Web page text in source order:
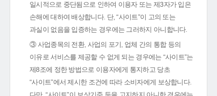
일시적으로 중단됨으로 인하여 이용자 또는 제3자가 입은
손해에 대하여 배상합니다. 단, “사이트”이 고의 또는
과실이 없음을 입증하는 경우에는 그러하지 아니합니다.
③ 사업종목의 전환, 사업의 포기, 업체 간의 통합 등의
이유로 서비스를 제공할 수 없게 되는 경우에는 “사이트”는
제8조에 정한 방법으로 이용자에게 통지하고 당초
“사이트”에서 제시한 조건에 따라 소비자에게 보상합니다.